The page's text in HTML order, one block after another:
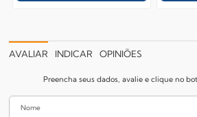
AVALIAR INDICAR OPINIÕES
Preencha seus dados, avalie e clique no